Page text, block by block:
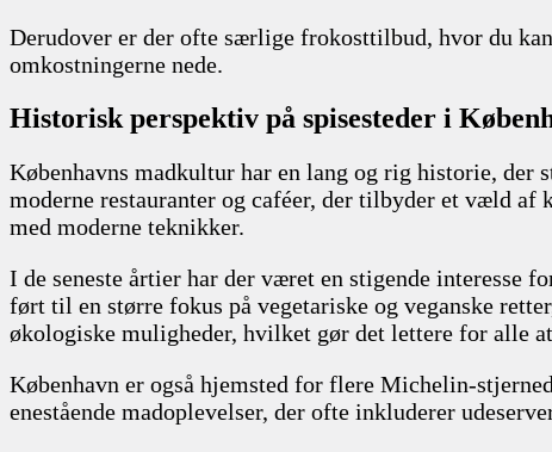
Derudover er der ofte særlige frokosttilbud, hvor du
omkostningerne nede.
Historisk perspektiv på spisesteder i
Københavns madkultur har en lang og rig historie,
moderne restauranter og caféer, der tilbyder et væld
med moderne teknikker.
I de seneste årtier har der været en stigende interesse
ført til en større fokus på vegetariske og veganske
økologiske muligheder, hvilket gør det lettere for alle
København er også hjemsted for flere Michelin-
enestående madoplevelser, der ofte inkluderer